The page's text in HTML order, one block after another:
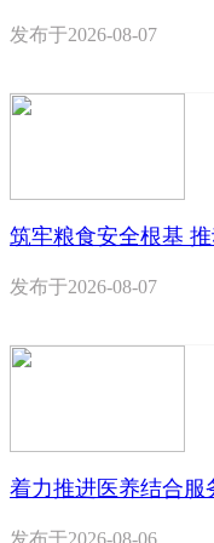
发布于2026-08-07
筑牢粮食安全根基
发布于2026-08-07
着力推进医养结合
发布于2026-08-06